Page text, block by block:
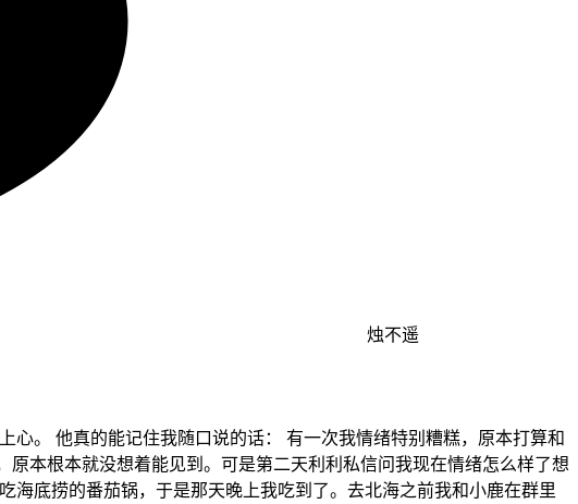
烛不遥
。 他真的能记住我随口说的话： 有一次我情绪特别糟糕，原本打算和
本根本就没想着能见到。可是第二天利利私信问我现在情绪怎么样了想
底捞的番茄锅，于是那天晚上我吃到了。去北海之前我和小鹿在群里